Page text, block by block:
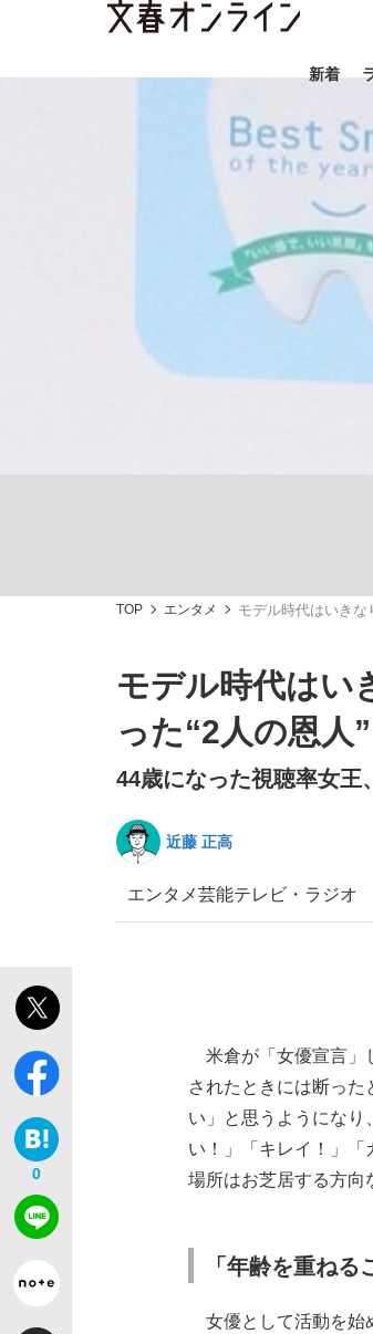
新着
スクープ
「90%は失敗する。でも
「敗因分析は一切聞かれ
「目標達成できなかった
いまさら聞けない資産運用
TOP エンタメ モデル時代はいき
モデル時代は
った“2人の恩人”
44歳になった視聴率女王
近藤 正高
エンタメ芸能テレビ・ラジオ
0
米倉が「女優宣言」
されたときには断っ
い」と思うようになり
い！」「キレイ！」「
場所はお芝居する方向
「年齢を重ね
女優として活動を始